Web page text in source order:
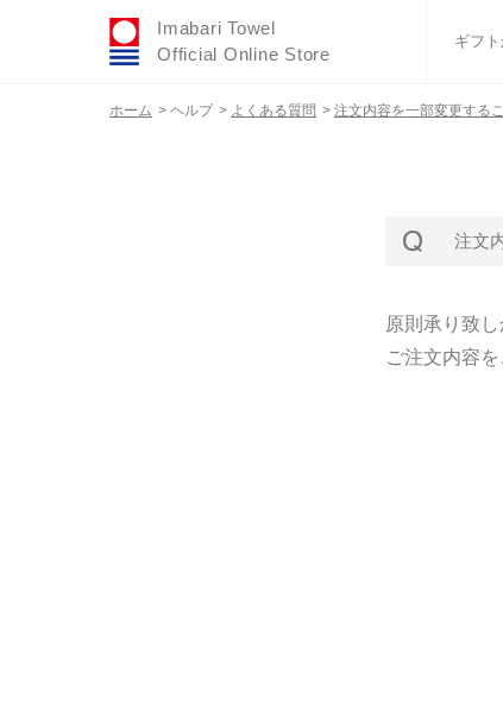
Imabari Towel
Official Online Store
ギフ
バスグッズ
ホーム > ヘルプ > よくある質問 > 注文内容を一部変更する
注文
原則承り致し
ご注文内容